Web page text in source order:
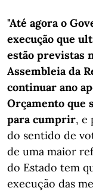
"Até agora o
execução que
estão previstas
Assembleia da
continuar ano
Orçamento que
para cumprir, e
do sentido de
de uma maior
do Estado tem
execução das